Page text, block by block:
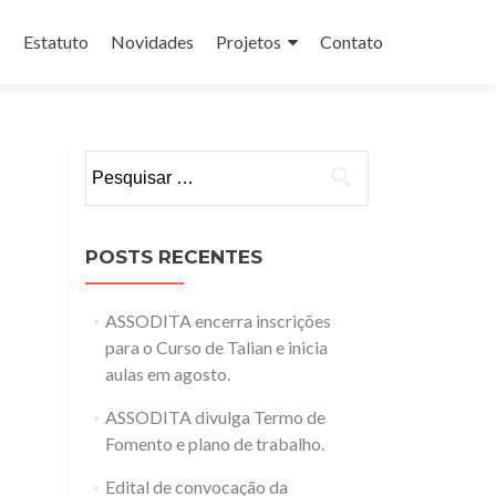
Estatuto Novidades Projetos Contato
por:
POSTS RECENTES
ASSODITA encerra inscrições
para o Curso de Talian e inicia
aulas em agosto.
ASSODITA divulga Termo de
Fomento e plano de trabalho.
Edital de convocação da